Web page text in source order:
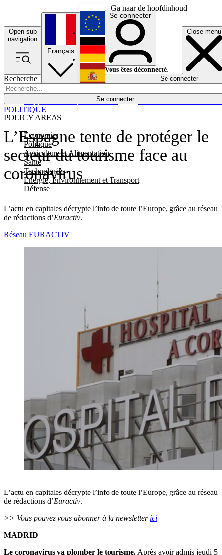
Ga naar de hoofdinhoud
Open sub
navigation
Close menu
Recherche
Se connecter
POLICY AREAS
Economie
Politique
Agriculture et Alimentation
Santé
Technologies
Energie, Environnement et Transport
Défense
Économie
Français
English
Deutsch
Español
Se connecter
Vous êtes déconnecté.
Se connecter
L’Espagne tente de protéger le
secteur du tourisme face au
coronavirus
L’actu en capitales décrypte l’info de toute l’Europe, grâce au réseau
de rédactions d’Euractiv.
POLITIQUE
Réseau EURACTIV
L’actu en capitales décrypte l’info de toute l’Europe, grâce au réseau
de rédactions d’Euractiv.
>> Vous pouvez vous abonner à la newsletter ici
MADRID
Le coronavirus va plomber le tourisme. Après avoir admis jeudi 5